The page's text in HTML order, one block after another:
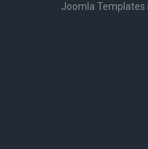
Joomla Templates